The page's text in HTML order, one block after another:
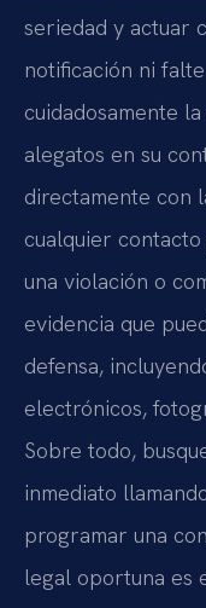
seriedad y actuar
notificación ni
cuidadosamente
alegatos en su
directamente con
cualquier
una violación o
evidencia que
defensa,
electrónicos,
Sobre todo,
inmediato
programar una
legal oportuna es